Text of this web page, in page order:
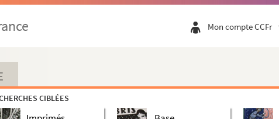
Mon compte CCFr
CIBLÉES
26 juin 1578
1578
22 juillet 1578
3 septembre 1578